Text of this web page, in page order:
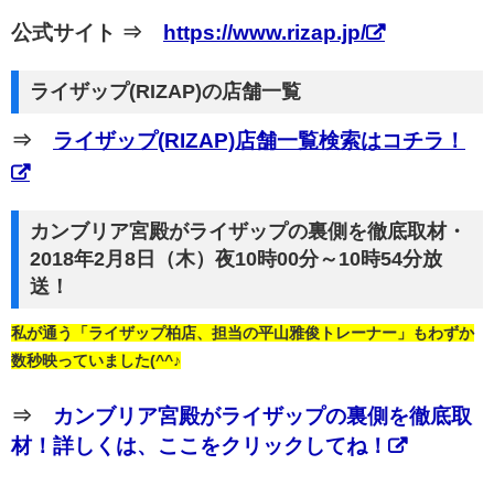
公式サイト ⇒ https://www.rizap.jp/
ライザップ(RIZAP)の店舗一覧
⇒ ライザップ(RIZAP)店舗一覧検索はコチラ！
カンブリア宮殿がライザップの裏側を徹底取材・
2018年2月8日（木）夜10時00分～10時54分放
送！
私が通う「ライザップ柏店、担当の平山雅俊トレーナー」もわずか
数秒映っていました(^^♪
⇒ カンブリア宮殿がライザップの裏側を徹底取
材！詳しくは、ここをクリックしてね！